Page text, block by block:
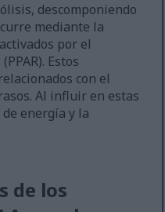
descomponiendo
mediante la
por el
Estos
con el
Al influir en estas
energía y la
de los